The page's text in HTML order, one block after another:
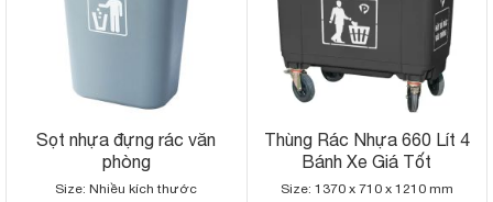
Sọt nhựa đựng rác văn
phòng
Size: Nhiều kích thước
Thùng Rác Nhựa 660 Lít 4
Bánh Xe Giá Tốt
Size: 1370 x 710 x 1210 mm